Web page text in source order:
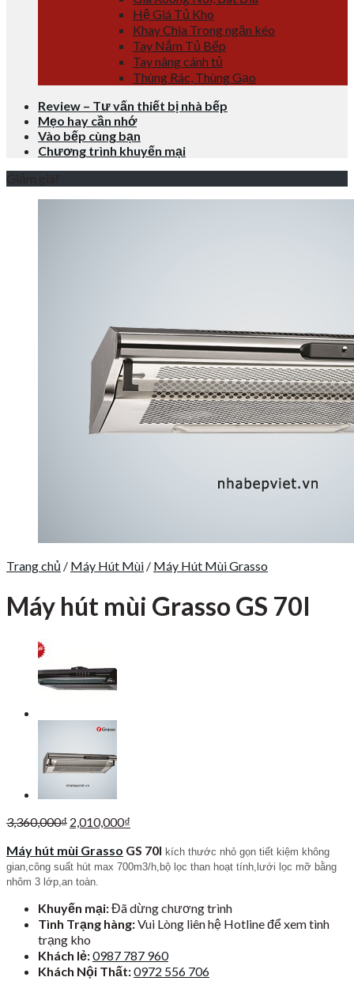
Hệ Giá Tủ Kho
Khay Chia Trong ngăn kéo
Tay Nắm Tủ Bếp
Tay nâng cánh tủ
Thùng Rác, Thùng Gạo
Review – Tư vấn thiết bị nhà bếp
Mẹo hay cần nhớ
Vào bếp cùng bạn
Chương trình khuyến mại
Trang chủ / Máy Hút Mùi / Máy Hút Mùi Grasso
Máy hút mùi Grasso GS 70I
3,360,000₫ Giá
là:
3,360,000₫.
2,010,000₫
tại
là:
Máy hút mùi Grasso GS 70I kích thước nhỏ gọn tiết kiệm không
gian,công suất hút max 700m3/h,bộ lọc than hoạt tính,lưới lọc mỡ bằng
nhôm 3 lớp,an toàn.
Khuyến mại:Đã dừng chương trình
Tình Trạng hàng:Vui Lòng liên hệ Hotline để xem tình
trạng kho
Khách lẻ:0987 787 960
Khách Nội Thất:0972 556 706